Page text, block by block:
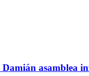
Damián asamblea